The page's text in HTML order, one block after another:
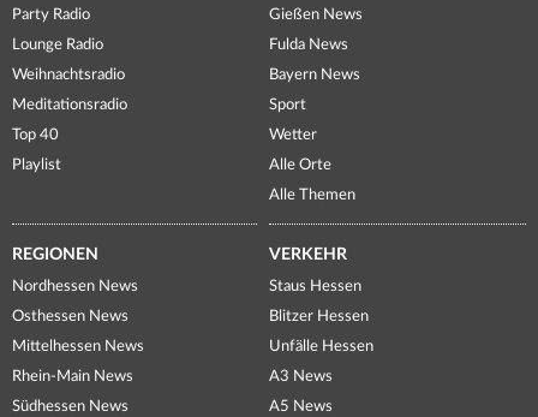
Party Radio
Lounge Radio
Weihnachtsradio
Meditationsradio
Top 40
Playlist
Gießen News
Fulda News
Bayern News
Sport
Wetter
Alle Orte
Alle Themen
REGIONEN
Nordhessen News
Osthessen News
Mittelhessen News
Rhein-Main News
Südhessen News
VERKEHR
Staus Hessen
Blitzer Hessen
Unfälle Hessen
A3 News
A5 News